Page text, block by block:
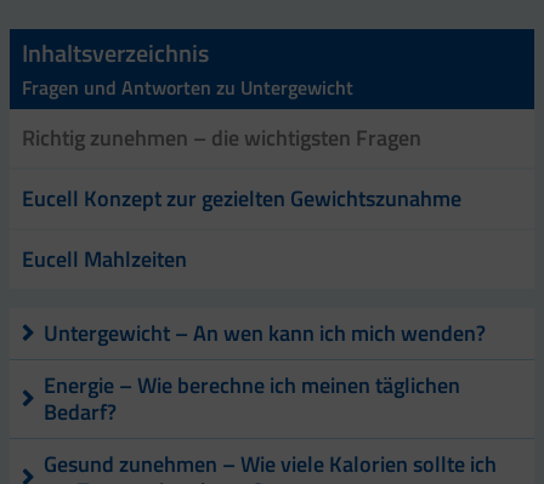
Inhaltsverzeichnis
Fragen und Antworten zu Untergewicht
Richtig zunehmen – die wichtigsten Fragen
Eucell Konzept zur gezielten Gewichtszunahme
Eucell Mahlzeiten
Untergewicht – An wen kann ich mich wenden?
Energie – Wie berechne ich meinen täglichen
Bedarf?
Gesund zunehmen – Wie viele Kalorien sollte ich